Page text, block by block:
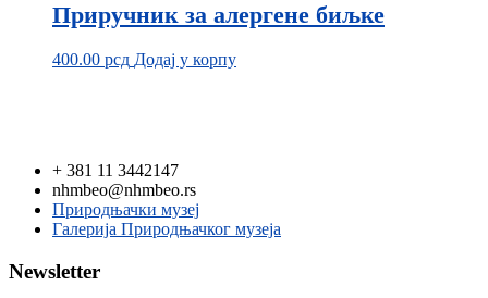
Приручник за алергене биљке
400.00 рсд Додај у корпу
+ 381 11 3442147
nhmbeo@nhmbeo.rs
Природњачки музеј
Галерија Природњачког музеја
Newsletter